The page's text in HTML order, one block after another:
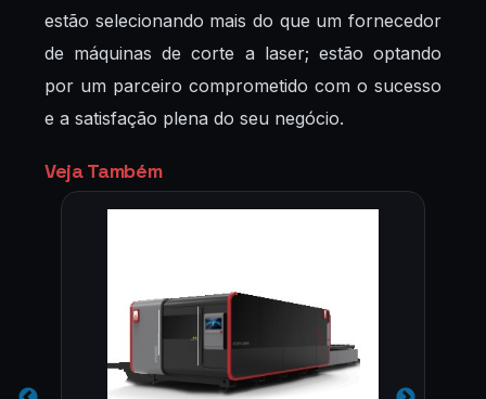
estão selecionando mais do que um fornecedor
de máquinas de corte a laser; estão optando
por um parceiro comprometido com o sucesso
e a satisfação plena do seu negócio.
Veja Também